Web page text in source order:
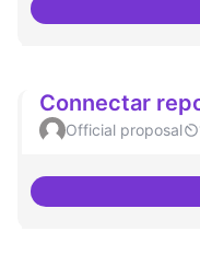
Connectar
Official proposal